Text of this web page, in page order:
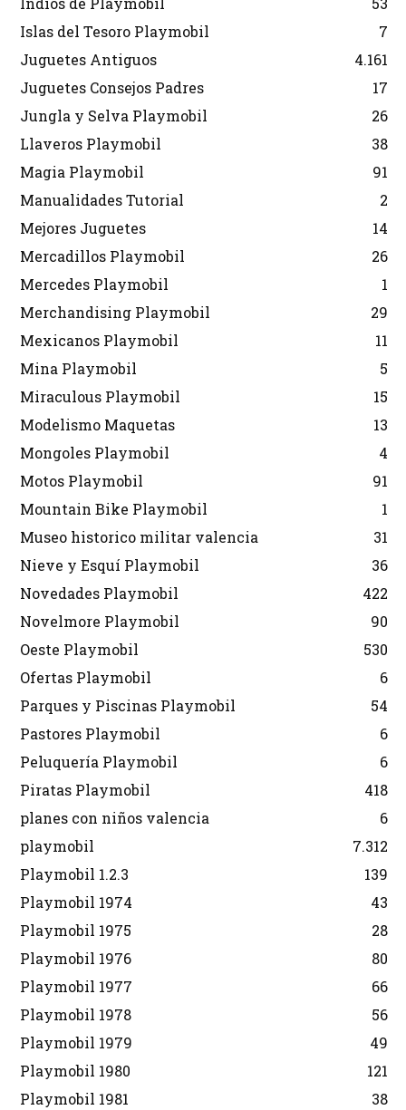
Islas del Tesoro Playmobil
7
Juguetes Antiguos
4.161
Juguetes Consejos Padres
17
Jungla y Selva Playmobil
26
Llaveros Playmobil
38
Magia Playmobil
91
Manualidades Tutorial
2
Mejores Juguetes
14
Mercadillos Playmobil
26
Mercedes Playmobil
1
Merchandising Playmobil
29
Mexicanos Playmobil
11
Mina Playmobil
5
Miraculous Playmobil
15
Modelismo Maquetas
13
Mongoles Playmobil
4
Motos Playmobil
91
Mountain Bike Playmobil
1
Museo historico militar valencia
31
Nieve y Esquí Playmobil
36
Novedades Playmobil
422
Novelmore Playmobil
90
Oeste Playmobil
530
Ofertas Playmobil
6
Parques y Piscinas Playmobil
54
Pastores Playmobil
6
Peluquería Playmobil
6
Piratas Playmobil
418
planes con niños valencia
6
playmobil
7.312
Playmobil 1.2.3
139
Playmobil 1974
43
Playmobil 1975
28
Playmobil 1976
80
Playmobil 1977
66
Playmobil 1978
56
Playmobil 1979
49
Playmobil 1980
121
Playmobil 1981
38